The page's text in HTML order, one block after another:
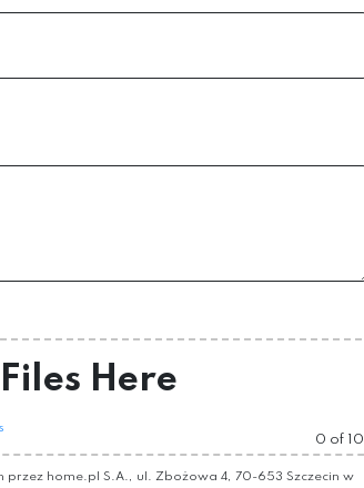
Here
0 of 10
home.pl S.A., ul. Zbożowa 4, 70-653 Szczecin w